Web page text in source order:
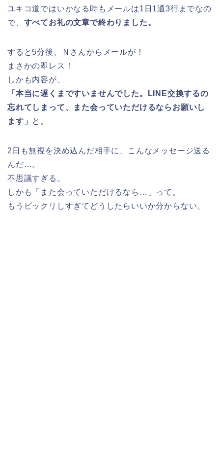
ユキコ道ではいかなる時もメールは1日1通3行までなの
で、 すべてお礼の文章で終わりました。
すると5分後、Ｎさんからメールが！
まさかの即レス！
しかも内容が、
「本当に遅くまですいませんでした。LINE交換するの
忘れてしまって、また会っていただけるならお願いし
ます」 と。
2日も無視を決め込んだ相手に、こんなメッセージ送る
んだ…。
不思議すぎる。
しかも「また会っていただけるなら…」って。
もうビックリしすぎてどうしたらいいか分からない。